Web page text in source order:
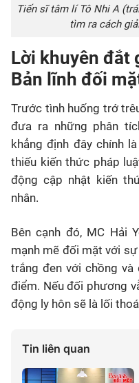
Tiến sĩ tâm lí Tô Nhi A
tìm ra cách
Lời khuyên đắt
Bản lĩnh đối
Trước tình huống trớ
đưa ra những phân
khẳng định đây chính
thiếu kiến thức pháp
động cập nhật kiến
nhân.
Bên cạnh đó, MC Hải
mạnh mẽ đối mặt với
trắng đen với chồng
điểm. Nếu đối phương
động ly hôn sẽ là lối
Tin liên quan